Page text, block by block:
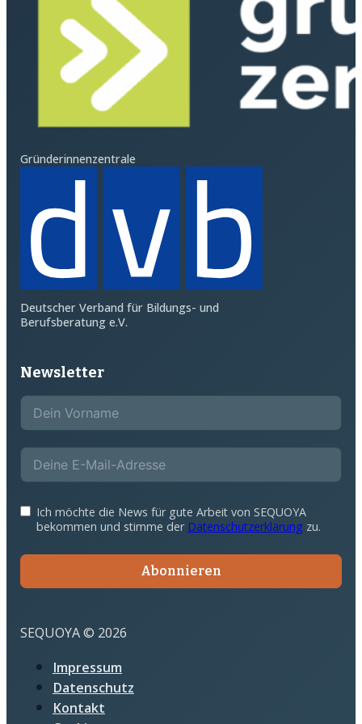
Gründerinnenzentrale
Deutscher Verband für Bildungs- und
Berufsberatung e.V.
Newsletter
Ich möchte die News für gute Arbeit von SEQUOYA
bekommen und stimme der Datenschutzerklärung zu.
Abonnieren
SEQUOYA © 2026
Impressum
Datenschutz
Kontakt